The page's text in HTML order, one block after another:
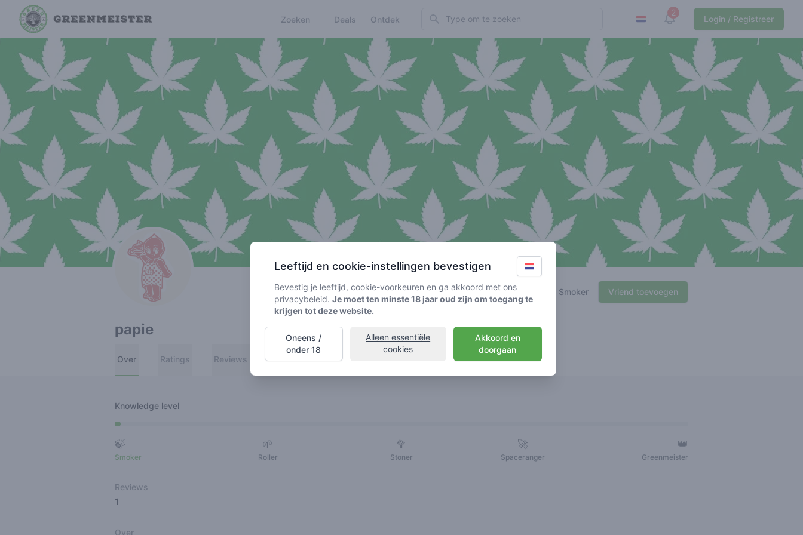
Zoeken Deals Ontdek Search 2
View notifications
Login / Registreer
🍃 Smoker Vriend toevoegen
papie
Over Ratings Reviews Vrienden
Knowledge level
🍃
Smoker
🌱
Roller
🥦
Stoner
🚀
Spaceranger
👑
Greenmeister
Reviews
1
Over
Leeftijd en cookie-instellingen bevestigen
Bevestig je leeftijd, cookie-voorkeuren en ga akkoord met ons
privacybeleid. Je moet ten minste 18 jaar oud zijn om toegang te
krijgen tot deze website.
Akkoord en
doorgaan
Alleen essentiële
cookies
Oneens /
onder 18